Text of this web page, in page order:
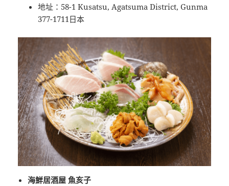
地址：58-1 Kusatsu, Agatsuma District, Gunma
377-1711日本
海鮮居酒屋 魚亥子